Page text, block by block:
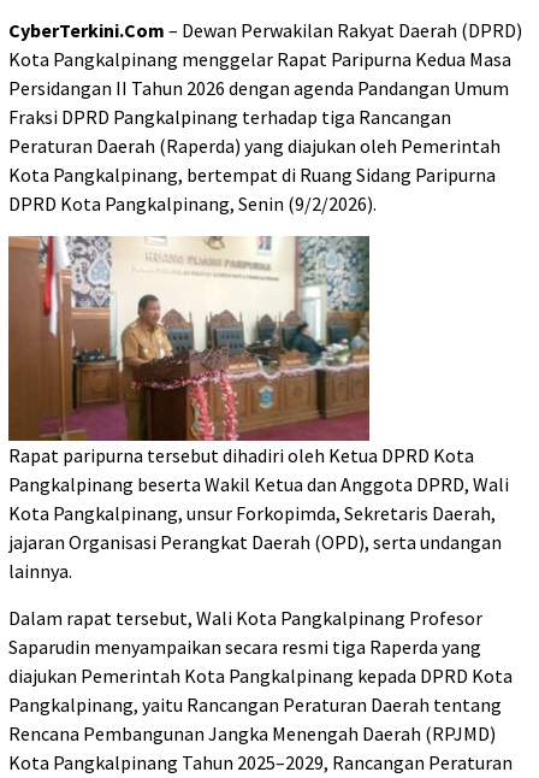
CyberTerkini.Com – Dewan Perwakilan Rakyat Daerah (DPRD)
Kota Pangkalpinang menggelar Rapat Paripurna Kedua Masa
Persidangan II Tahun 2026 dengan agenda Pandangan Umum
Fraksi DPRD Pangkalpinang terhadap tiga Rancangan
Peraturan Daerah (Raperda) yang diajukan oleh Pemerintah
Kota Pangkalpinang, bertempat di Ruang Sidang Paripurna
DPRD Kota Pangkalpinang, Senin (9/2/2026).
Rapat paripurna tersebut dihadiri oleh Ketua DPRD Kota
Pangkalpinang beserta Wakil Ketua dan Anggota DPRD, Wali
Kota Pangkalpinang, unsur Forkopimda, Sekretaris Daerah,
jajaran Organisasi Perangkat Daerah (OPD), serta undangan
lainnya.
Dalam rapat tersebut, Wali Kota Pangkalpinang Profesor
Saparudin menyampaikan secara resmi tiga Raperda yang
diajukan Pemerintah Kota Pangkalpinang kepada DPRD Kota
Pangkalpinang, yaitu Rancangan Peraturan Daerah tentang
Rencana Pembangunan Jangka Menengah Daerah (RPJMD)
Kota Pangkalpinang Tahun 2025–2029, Rancangan Peraturan